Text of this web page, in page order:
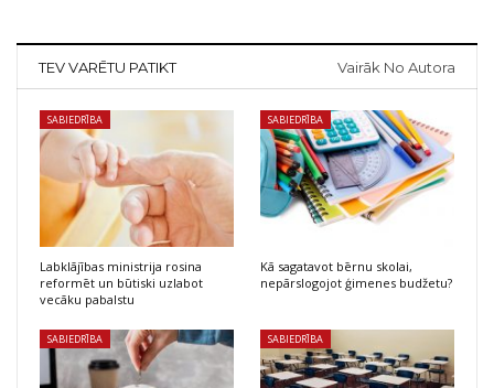
TEV VARĒTU PATIKT Vairāk No Autora
SABIEDRĪBA
Labklājības ministrija rosina
reformēt un būtiski uzlabot
vecāku pabalstu
SABIEDRĪBA
Kā sagatavot bērnu skolai,
nepārslogojot ģimenes budžetu?
SABIEDRĪBA SABIEDRĪBA